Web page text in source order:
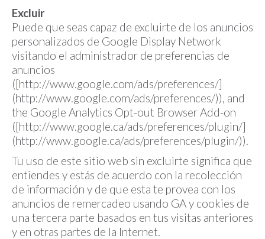
Excluir
Puede que seas capaz de excluirte de los anuncios
personalizados de Google Display Network
visitando el administrador de preferencias de
anuncios
([http://www.google.com/ads/preferences/]
(http://www.google.com/ads/preferences/)), and
the Google Analytics Opt-out Browser Add-on
([http://www.google.ca/ads/preferences/plugin/]
(http://www.google.ca/ads/preferences/plugin/)).
Tu uso de este sitio web sin excluirte significa que
entiendes y estás de acuerdo con la recolección
de información y de que esta te provea con los
anuncios de remercadeo usando GA y cookies de
una tercera parte basados en tus visitas anteriores
y en otras partes de la Internet.